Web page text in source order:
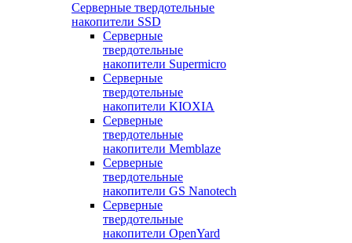
Серверные твердотельные
накопители SSD
Cерверные
твердотельные
накопители Supermicro
Cерверные
твердотельные
накопители KIOXIA
Cерверные
твердотельные
накопители Memblaze
Cерверные
твердотельные
накопители GS Nanotech
Серверные
твердотельные
накопители OpenYard